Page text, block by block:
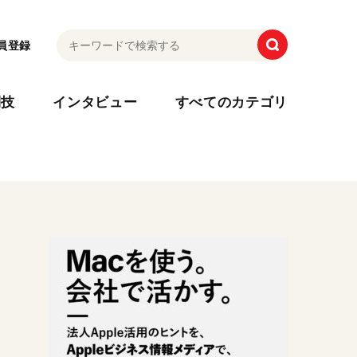
登録
インタビュー すべてのカテゴリ